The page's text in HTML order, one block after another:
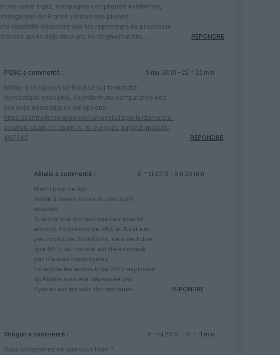
une usine à gaz, compagnie compliquée à réformer,
que Air France y laisse des plumes !
répétitifs démontre que les repreneurs ne proposent
chose après déjà deux ans de tergiversations…
RÉPONDRE
PQSC a commenté :
5 mai 2019 - 22 h 32 min
Même si le rapport se focalise sur le marché
domestique espagnol, il contient une comparative des
marchés domestiques européens:
https://centreforaviation.com/analysis/reports/domestic-
aviation-spain-to-spain-is-w-europes-largest-market-
467345
RÉPONDRE
Alitalia a commenté :
6 mai 2019 - 9 h 39 min
Merci pour ce lien.
Reste à savoir si ces études sont
exactes.
Si le marché domestique représente
environ 40 millions de PAX et Alitalia un
peu moins de 20 millions, cela veut dire
que 50 % du marché est déjà occupé
par d’autres compagnies.
Un article les echos.fr de 2012 expliquait
qu’Alitalia avait été dépassée par
Ryanair sur les vols domestiques.
RÉPONDRE
Shôgun a commenté :
6 mai 2019 - 10 h 11 min
Vous comprenez ce que vous lisez ?